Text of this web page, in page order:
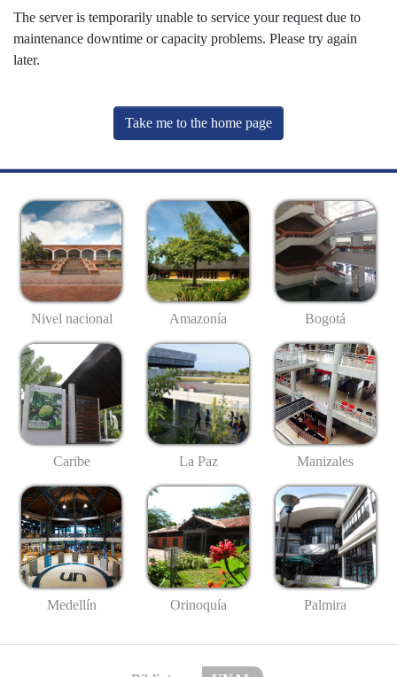
The server is temporarily unable to service your request due to
maintenance downtime or capacity problems. Please try again
later.
Take me to the home page
Nivel nacional Amazonía Bogotá
Caribe La Paz Manizales
Medellín Orinoquía Palmira